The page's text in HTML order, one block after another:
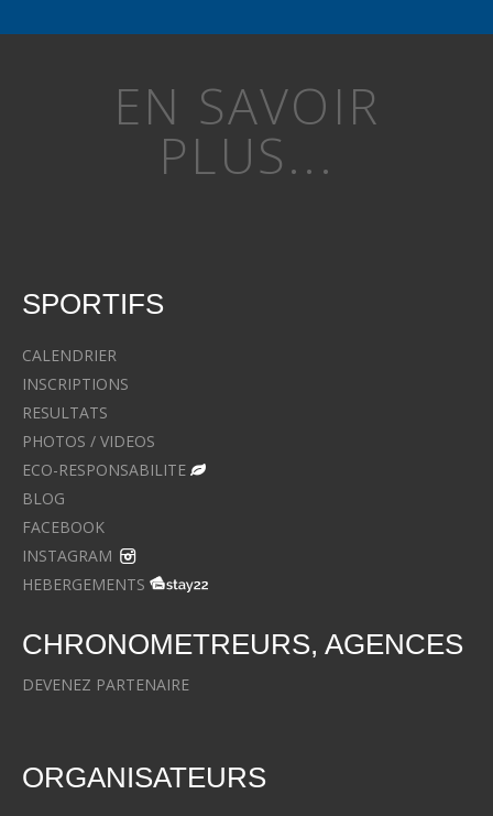
EN SAVOIR
PLUS...
SPORTIFS
CALENDRIER
INSCRIPTIONS
RESULTATS
PHOTOS / VIDEOS
ECO-RESPONSABILITE
BLOG
FACEBOOK
INSTAGRAM
HEBERGEMENTS
CHRONOMETREURS, AGENCES
DEVENEZ PARTENAIRE
ORGANISATEURS